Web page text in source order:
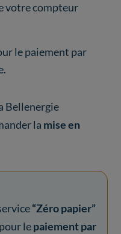
votre compteur
le paiement par
Bellenergie
la mise en
“Zéro papier”
lepaiement par